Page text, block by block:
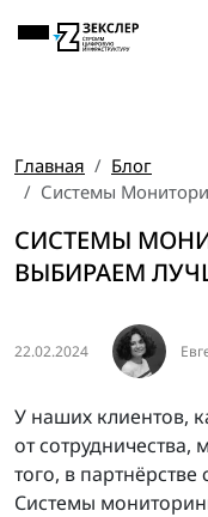
Главная
Блог
Системы
СИСТЕМЫ
ВЫБИРАЕМ
22.02.2024
У наших клиентов,
от
того, в
Системы